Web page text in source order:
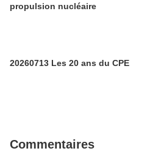
propulsion nucléaire
20260713 Les 20 ans du CPE
Commentaires